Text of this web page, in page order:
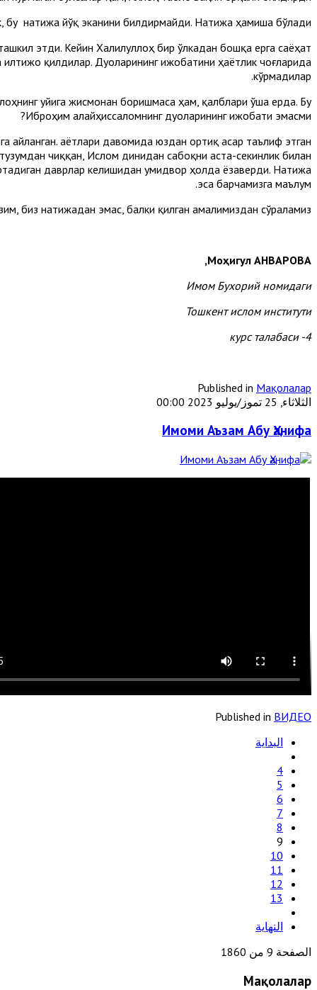
бу натижа йўқ эканини билдирмайди. Натижа ҳамиша бўлади!
этди. Кейин Халилуллоҳ бир ўлкадан бошқа ерга саёҳат
қилдилар. Дуоларининг ижобатини ҳаётлик чоғларида
кўрмадилар.
уйига жисмонан боришмаса ҳам, қалблари ўша ерда. Бу
Иброҳим алайҳиссаломнинг дуоларининг ижобати эмасми?
Ҳаётлари давомида юздан ортиқ асар таълиф этган
чиққан, Ислом динидан сабоқни аста-секинлик билан
даврлар келишидан умидвор ҳолда ёзаверди. Натижа
эса барчамизга маълум.
биз натижадан эмас, балки қилган амалимиздан сўраламиз.
Моҳигул АНВАРОВА
,
Имом Бухорий номидаги
Тошкент ислом институти
4- курс талабаси
Published in Мақолалар
الثلاثاء, 25 تموز/يوليو 2023 00:00
Имоми Аъзам Абу Ҳанифа
Published in ВИДЕО
البداية
4
5
6
7
8
9
10
11
12
13
النهاية
الصفحة 9 من 1860
Мақолалар